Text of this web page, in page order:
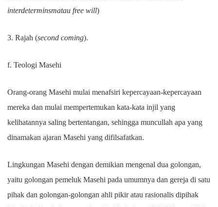
interdeterminsmatau free will)
3. Rajah (second coming).
f. Teologi Masehi
Orang-orang Masehi mulai menafsiri kepercayaan-kepercayaan
mereka dan mulai mempertemukan kata-kata injil yang
kelihatannya saling bertentangan, sehingga muncullah apa yang
dinamakan ajaran Masehi yang difilsafatkan.
Lingkungan Masehi dengan demikian mengenal dua golongan,
yaitu golongan pemeluk Masehi pada umumnya dan gereja di satu
pihak dan golongan-golongan ahli pikir atau rasionalis dipihak